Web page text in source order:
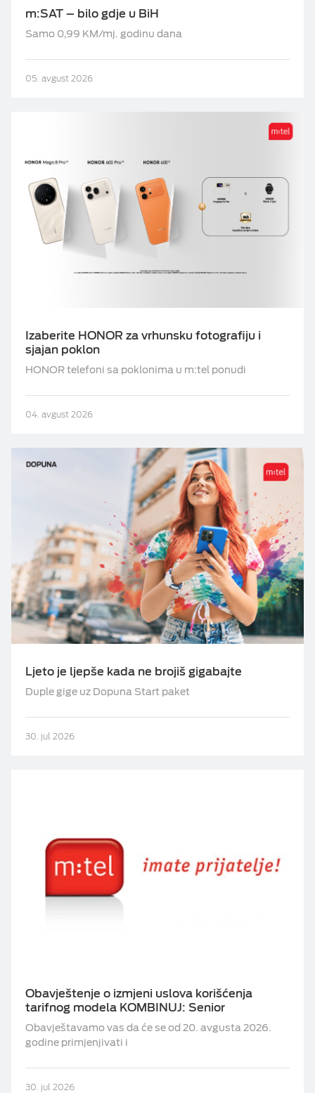
ESIM TRAVEL & TURIST
M:TEL APLIKACIJE
KONTAKT
m:SAT – bilo gdje u BiH
Samo 0,99 KM/mj. godinu dana
05. avgust 2026
Izaberite HONOR za vrhunsku fotografiju i
sjajan poklon
HONOR telefoni sa poklonima u m:tel ponudi
04. avgust 2026
Ljeto je ljepše kada ne brojiš gigabajte
Duple gige uz Dopuna Start paket
30. jul 2026
Obavještenje o izmjeni uslova korišćenja
tarifnog modela KOMBINUJ: Senior
Obavještavamo vas da će se od 20. avgusta 2026.
godine primjenjivati i
30. jul 2026